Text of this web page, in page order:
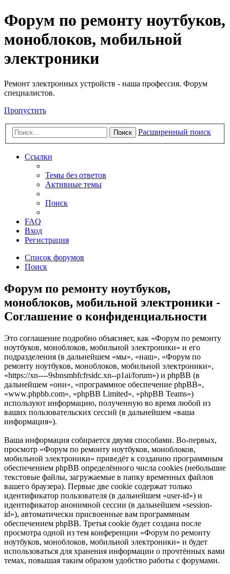
Регистрация
Форум по ремонту ноутбуков,
моноблоков, мобильной
электроники
Ремонт электронных устройств - наша профессия. Форум
специалистов.
Пропустить
Поиск Расширенный поиск
Ссылки
Темы без ответов
Активные темы
Поиск
FAQ
Вход
Регистрация
Список форумов
Поиск
Форум по ремонту ноутбуков,
моноблоков, мобильной электроники -
Соглашение о конфиденциальности
Это соглашение подробно объясняет, как «Форум по ремонту
ноутбуков, моноблоков, мобильной электроники» и его
подразделения (в дальнейшем «мы», «наш», «Форум по
ремонту ноутбуков, моноблоков, мобильной электроники»,
«https://xn----9sbnsmbfcfrsidc.xn--p1ai/forum») и phpBB (в
дальнейшем «они», «программное обеспечение phpBB»,
«www.phpbb.com», «phpBB Limited», «phpBB Teams»)
используют информацию, полученную во время любой из
ваших пользовательских сессий (в дальнейшем «ваша
информация»).
Ваша информация собирается двумя способами. Во-первых,
просмотр «Форум по ремонту ноутбуков, моноблоков,
мобильной электроники» приведёт к созданию программным
обеспечением phpBB определённого числа cookies (небольшие
текстовые файлы, загружаемые в папку временных файлов
вашего браузера). Первые две cookie содержат только
идентификатор пользователя (в дальнейшем «user-id») и
идентификатор анонимной сессии (в дальнейшем «session-
id»), автоматически присвоенные вам программным
обеспечением phpBB. Третья cookie будет создана после
просмотра одной из тем конференции «Форум по ремонту
ноутбуков, моноблоков, мобильной электроники» и будет
использоваться для хранения информации о прочтённых вами
темах, повышая таким образом удобство работы с форумами.